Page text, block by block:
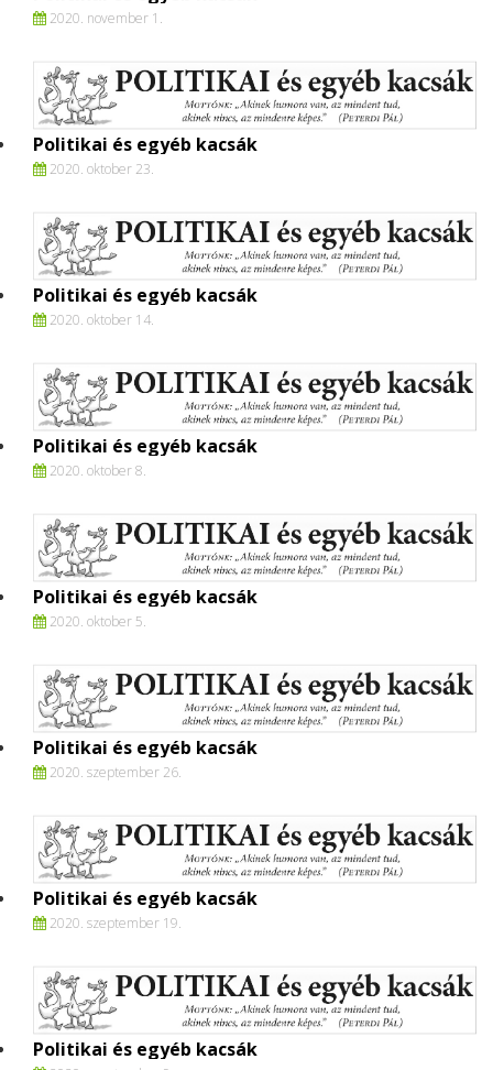
2020. november 1.
Politikai és egyéb kacsák
2020. oktober 23.
Politikai és egyéb kacsák
2020. oktober 14.
Politikai és egyéb kacsák
2020. oktober 8.
Politikai és egyéb kacsák
2020. oktober 5.
Politikai és egyéb kacsák
2020. szeptember 26.
Politikai és egyéb kacsák
2020. szeptember 19.
Politikai és egyéb kacsák